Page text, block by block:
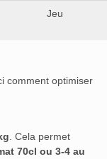
Jeu
comment optimiser
. Cela permet
70cl ou 3-4 au